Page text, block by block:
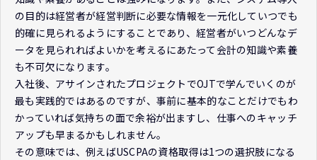
の目的は経営者が経営判断に必要な情報を一元化していつでも
的確に見られるようにすることであり、経営者がいつどんなデ
ータを見られればよいかを考えるにあたって会計の知識や素養
も不可欠になります。
入社後、アサインされたプロジェクトでOJTで学んでいくのが
最も実践的ではあるのですが、事前に基本的なことだけでもわ
かっていれば気持ちの面で余裕が出ますし、仕事へのキャッチ
アップも早まるかもしれません。
その意味では、例えばUSCPAの資格取得は1つの選択肢になる